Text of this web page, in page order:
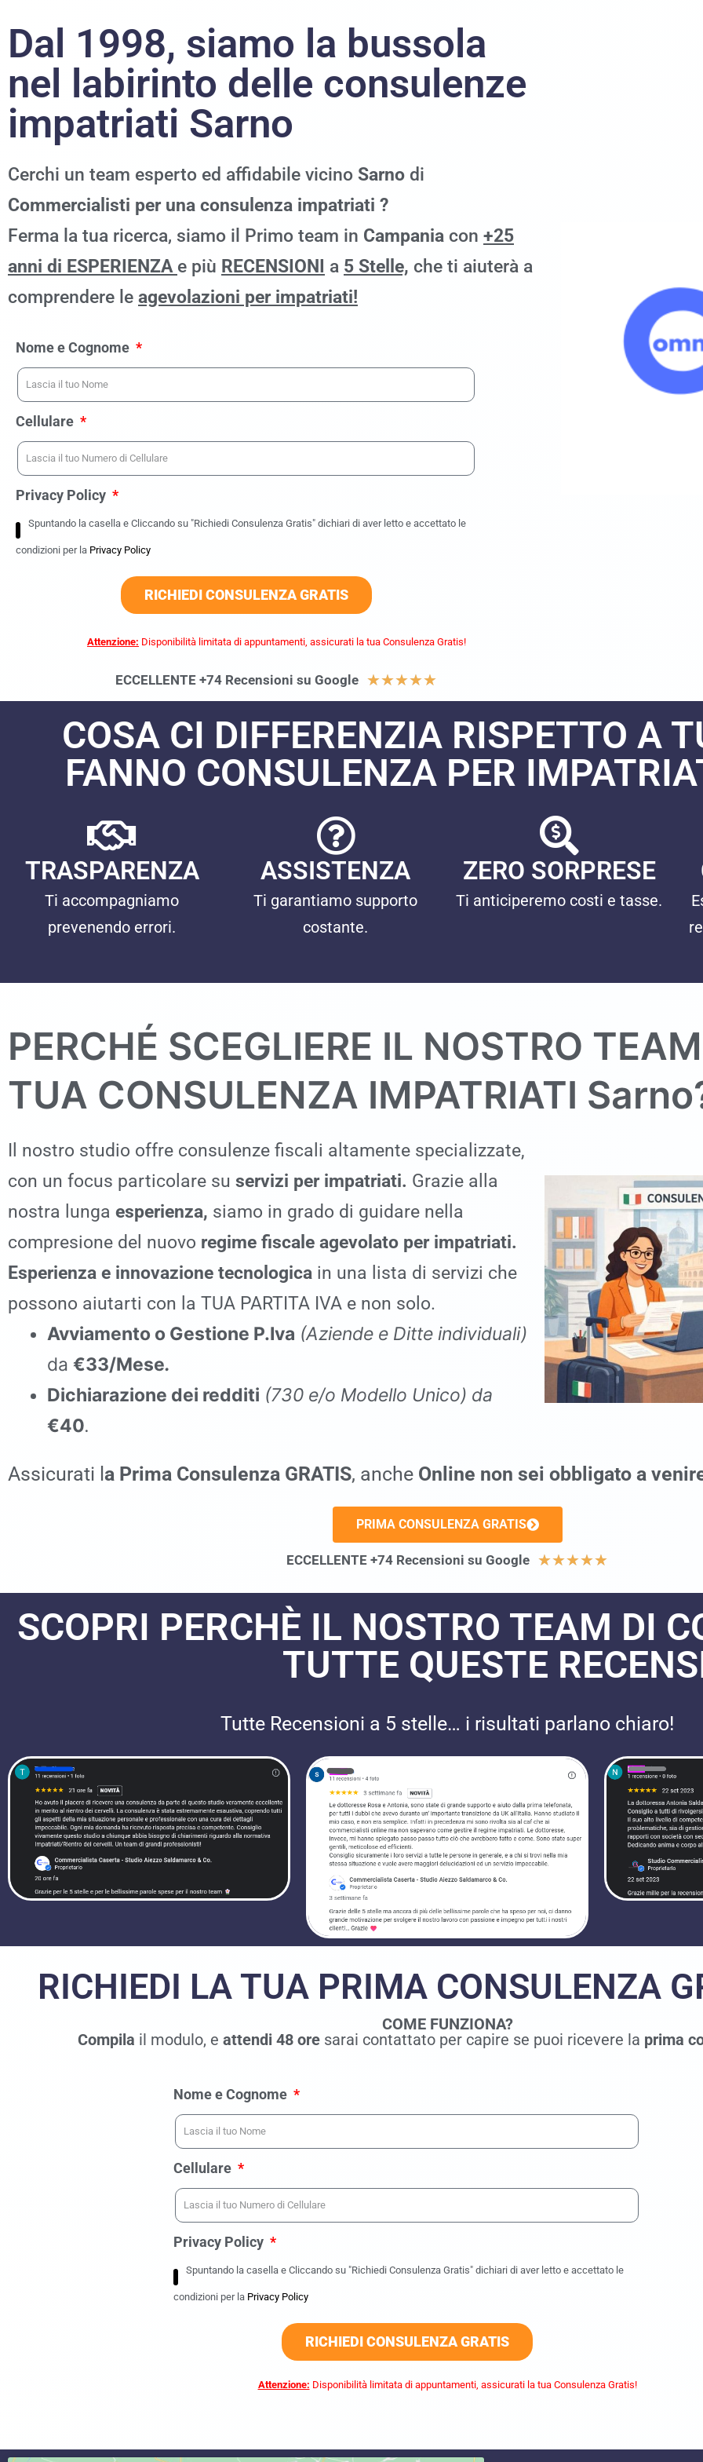
Dal 1998, siamo la bussola
nel labirinto delle consulenze
impatriati Sarno
Cerchi un team esperto ed affidabile vicino Sarno di
Commercialisti per una consulenza impatriati ?
Ferma la tua ricerca, siamo il Primo team in Campania con +25
anni di ESPERIENZA e più RECENSIONI a 5 Stelle, che ti aiuterà a
comprendere le agevolazioni per impatriati!
Nome e Cognome
Cellulare
Privacy Policy
Spuntando la casella e Cliccando su "Richiedi Consulenza Gratis" dichiari di aver letto e accettato le
condizioni per la Privacy Policy
RICHIEDI CONSULENZA GRATIS
Attenzione: Disponibilità limitata di appuntamenti, assicurati la tua Consulenza Gratis!
ECCELLENTE +74 Recensioni su Google ★★★★★
COSA CI DIFFERENZIA RISPETTO A
FANNO CONSULENZA PER
TRASPARENZA
Ti accompagniamo
prevenendo errori.
ASSISTENZA
Ti garantiamo supporto
costante.
ZERO SORPRESE
Ti anticiperemo costi e tasse.
PERCHÉ SCEGLIERE IL NOSTRO
TUA CONSULENZA IMPATRIATI Sarno
Il nostro studio offre consulenze fiscali altamente specializzate,
con un focus particolare su servizi per impatriati. Grazie alla
nostra lunga esperienza, siamo in grado di guidare nella
compresione del nuovo regime fiscale agevolato per impatriati.
Esperienza e innovazione tecnologica in una lista di servizi che
possono aiutarti con la TUA PARTITA IVA e non solo.
Avviamento o Gestione P.Iva (Aziende e Ditte individuali)
da €33/Mese.
Dichiarazione dei redditi (730 e/o Modello Unico) da
€40.
Assicurati l a Prima Consulenza GRATIS, anche Online non sei obbligato a
PRIMA CONSULENZA GRATIS
ECCELLENTE +74 Recensioni su Google ★★★★★
SCOPRI PERCHÈ IL NOSTRO TEAM DI
TUTTE QUESTE
Tutte Recensioni a 5 stelle… i risultati parlano chiaro!
RICHIEDI LA TUA PRIMA CONSULENZA
COME FUNZIONA?
Compila il modulo, e attendi 48 ore sarai contattato per capire se puoi ricevere la prima
Nome e Cognome
Cellulare
Privacy Policy
Spuntando la casella e Cliccando su "Richiedi Consulenza Gratis" dichiari di aver letto e accettato le
condizioni per la Privacy Policy
RICHIEDI CONSULENZA GRATIS
Attenzione: Disponibilità limitata di appuntamenti, assicurati la tua Consulenza Gratis!